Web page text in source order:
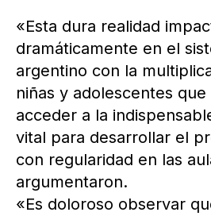
«Esta dura realidad
dramáticamente en el
argentino con la
niñas y adolescentes
acceder a la
vital para desarrollar el
con regularidad en las
argumentaron.
«Es doloroso observar